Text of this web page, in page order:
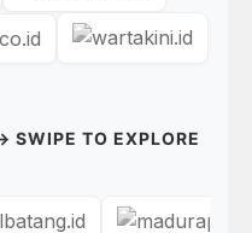
SWIPE TO EXPLORE